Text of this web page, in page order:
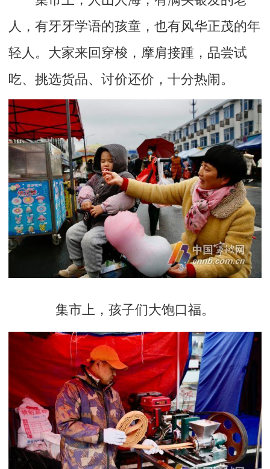
人，有牙牙学语的孩童，也有风华正茂的年
轻人。大家来回穿梭，摩肩接踵，品尝试
吃、挑选货品、讨价还价，十分热闹。
集市上，孩子们大饱口福。